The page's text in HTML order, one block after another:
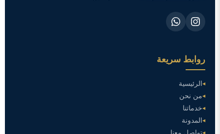
روابط سريعة
الرئيسية
من نحن
خدماتنا
المدونة